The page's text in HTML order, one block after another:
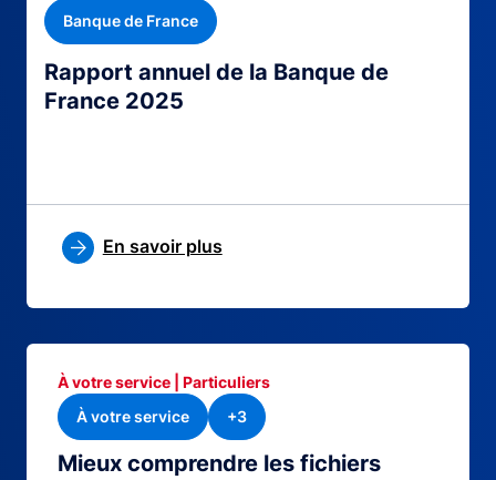
Rapport annuel de la Banque de
France 2025
Banque de France
En savoir plus
Mieux comprendre les fichiers
À votre service | Particuliers
À votre service
+3